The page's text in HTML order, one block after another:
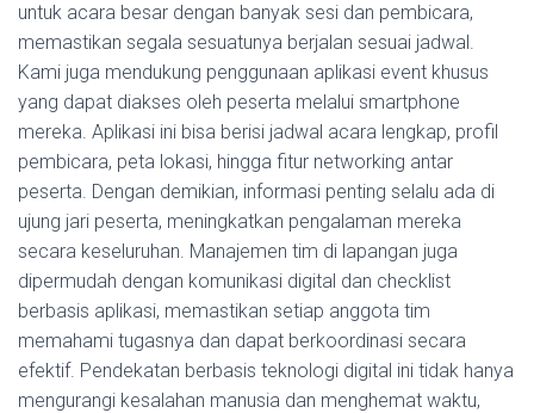
untuk acara besar dengan banyak sesi dan pembicara,
memastikan segala sesuatunya berjalan sesuai jadwal.
Kami juga mendukung penggunaan aplikasi event khusus
yang dapat diakses oleh peserta melalui smartphone
mereka. Aplikasi ini bisa berisi jadwal acara lengkap, profil
pembicara, peta lokasi, hingga fitur networking antar
peserta. Dengan demikian, informasi penting selalu ada di
ujung jari peserta, meningkatkan pengalaman mereka
secara keseluruhan. Manajemen tim di lapangan juga
dipermudah dengan komunikasi digital dan checklist
berbasis aplikasi, memastikan setiap anggota tim
memahami tugasnya dan dapat berkoordinasi secara
efektif. Pendekatan berbasis teknologi digital ini tidak hanya
mengurangi kesalahan manusia dan menghemat waktu,